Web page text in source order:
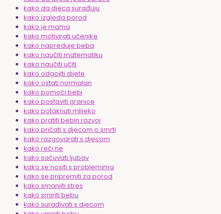
kako da djeca surađuju
kako izgleda porod
kako je mama
kako motivirati učenike
kako napreduje beba
kako naučiti matematiku
kako naučiti učiti
kako odgojiti dijete
kako ostati normalan
kako pomoći bebi
kako postaviti granice
kako potaknuti mlijeko
kako pratiti bebin razvoj
kako pričati s djecom o smrti
kako razgovarati s djecom
kako reći ne
kako sačuvati ljubav
kako se nositi s problemima
kako se pripremiti za porod
kako smanjiti stres
kako smiriti bebu
kako surađivati s djecom